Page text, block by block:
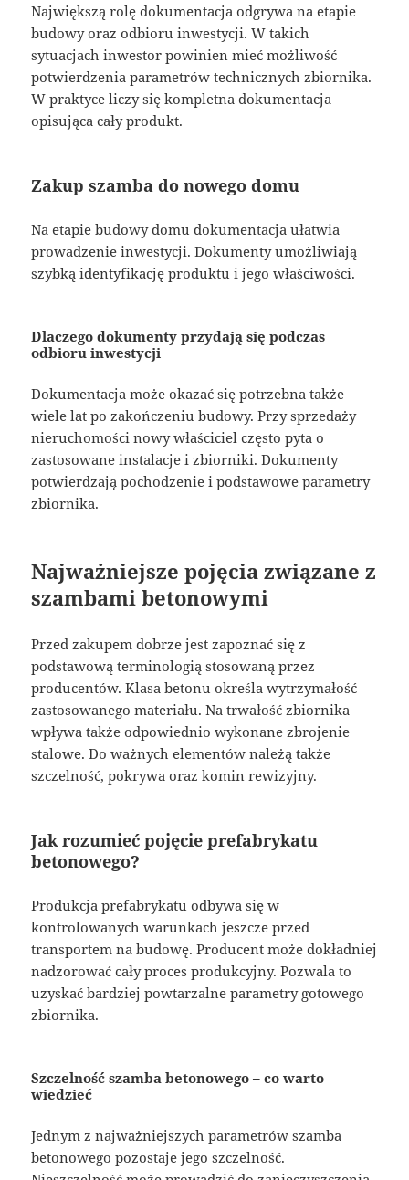
Największą rolę dokumentacja odgrywa na etapie
budowy oraz odbioru inwestycji. W takich
sytuacjach inwestor powinien mieć możliwość
potwierdzenia parametrów technicznych zbiornika.
W praktyce liczy się kompletna dokumentacja
opisująca cały produkt.
Zakup szamba do nowego domu
Na etapie budowy domu dokumentacja ułatwia
prowadzenie inwestycji. Dokumenty umożliwiają
szybką identyfikację produktu i jego właściwości.
Dlaczego dokumenty przydają się podczas
odbioru inwestycji
Dokumentacja może okazać się potrzebna także
wiele lat po zakończeniu budowy. Przy sprzedaży
nieruchomości nowy właściciel często pyta o
zastosowane instalacje i zbiorniki. Dokumenty
potwierdzają pochodzenie i podstawowe parametry
zbiornika.
Najważniejsze pojęcia związane z
szambami betonowymi
Przed zakupem dobrze jest zapoznać się z
podstawową terminologią stosowaną przez
producentów. Klasa betonu określa wytrzymałość
zastosowanego materiału. Na trwałość zbiornika
wpływa także odpowiednio wykonane zbrojenie
stalowe. Do ważnych elementów należą także
szczelność, pokrywa oraz komin rewizyjny.
Jak rozumieć pojęcie prefabrykatu
betonowego?
Produkcja prefabrykatu odbywa się w
kontrolowanych warunkach jeszcze przed
transportem na budowę. Producent może dokładniej
nadzorować cały proces produkcyjny. Pozwala to
uzyskać bardziej powtarzalne parametry gotowego
zbiornika.
Szczelność szamba betonowego – co warto
wiedzieć
Jednym z najważniejszych parametrów szamba
betonowego pozostaje jego szczelność.